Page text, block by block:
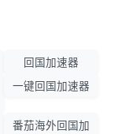
回国加速器
一键回国加速器
番茄海外回国加